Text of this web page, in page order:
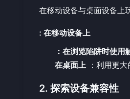
在移动设备与桌面设备上
: 在移动设备上
：在浏览陷阱时使用
在桌面上 ：利用更
2. 探索设备兼容性